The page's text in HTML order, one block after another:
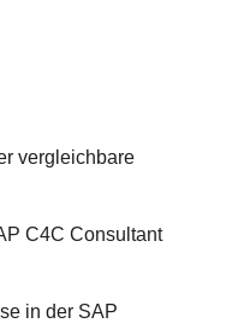
vergleichbare
C4C Consultant
in der SAP